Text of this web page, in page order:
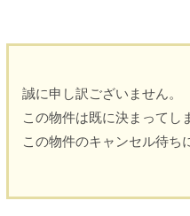
誠に申し訳ございません。
この物件は既に決まってし
この物件のキャンセル待ち